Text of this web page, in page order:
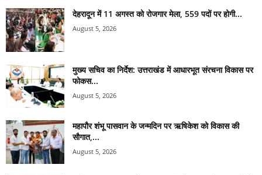
देहरादून में 11 अगस्त को रोजगार मेला, 559 पदों पर होगी...
August 5, 2026
मुख्य सचिव का निर्देश: उत्तराखंड में आधारभूत संरचना विकास पर
फोकस...
August 5, 2026
महापौर शंभू पासवान के जन्मदिन पर ऋषिकेश को विकास की
सौगात,...
August 5, 2026